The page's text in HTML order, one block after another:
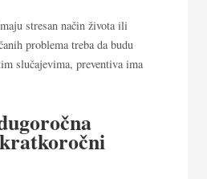
stresan način života ili
problema treba da budu
slučajevima, preventiva ima